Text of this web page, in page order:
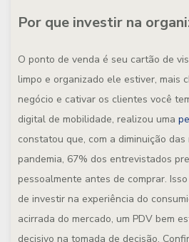
Por que investir na
O ponto de venda é seu cartão de
limpo e organizado ele estiver, mais
negócio e cativar os clientes você
digital de mobilidade, realizou uma
constatou que, com a diminuição
pandemia, 67% dos entrevistados
pessoalmente antes de comprar.
de investir na experiência do
acirrada do mercado, um PDV bem
decisivo na tomada de decisão.